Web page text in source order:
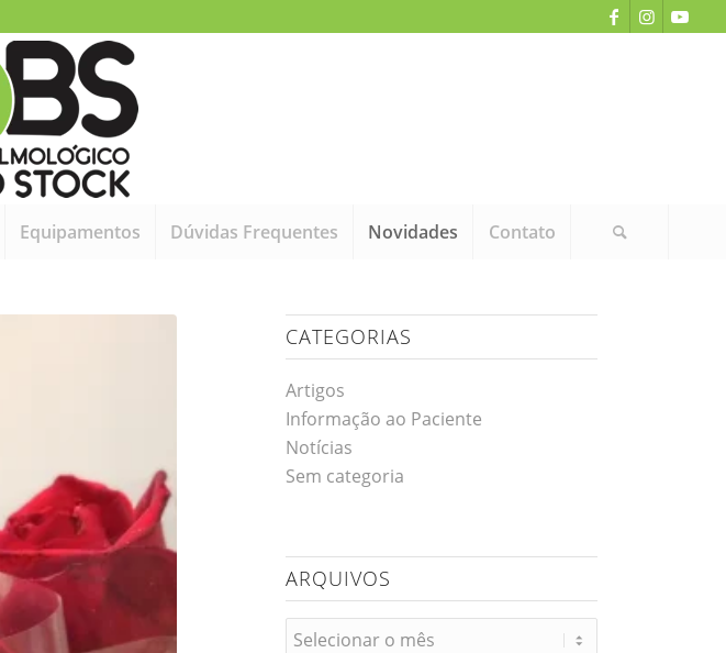
Equipamentos Dúvidas Frequentes Novidades Contato
CATEGORIAS
Artigos
Informação ao Paciente
Notícias
Sem categoria
ARQUIVOS